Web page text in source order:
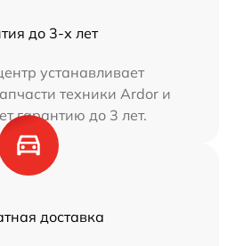
до 3-х лет
устанавливает
техники Ardor и
гарантию до 3 лет.
доставка